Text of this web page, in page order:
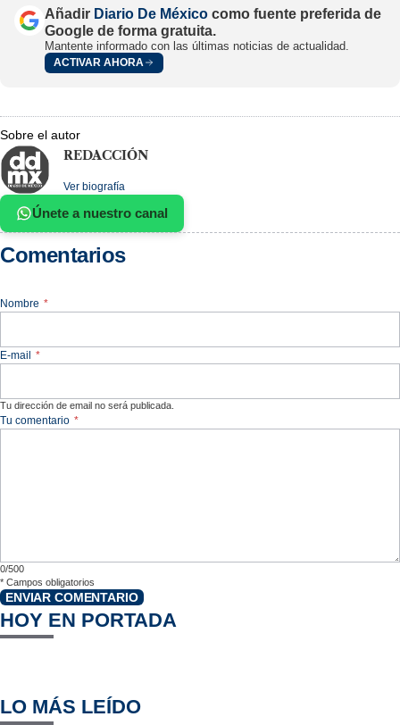
Añadir Diario De México como fuente preferida de
Google de forma gratuita.
Mantente informado con las últimas noticias de actualidad.
ACTIVAR AHORA
Sobre el autor
REDACCIÓN
Ver biografía
Únete a nuestro canal
Comentarios
Nombre *
E-mail *
Tu dirección de email no será publicada.
Tu comentario *
0/500
* Campos obligatorios
ENVIAR COMENTARIO
HOY EN PORTADA
LO MÁS LEÍDO